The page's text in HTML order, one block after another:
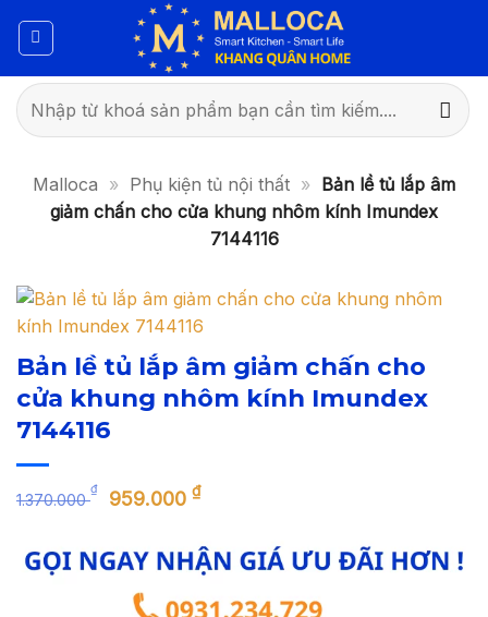
dung
Tìm
kiếm:
Malloca » Phụ kiện tủ nội thất »
Bản lề tủ lắp âm
giảm chấn cho cửa khung nhôm kính Imundex
7144116
Bản lề tủ lắp âm giảm chấn cho
cửa khung nhôm kính Imundex
7144116
1.370.000
₫
Giá
là:
1.370.000 ₫.
959.000₫Giá
tại
là:
959.000 ₫.